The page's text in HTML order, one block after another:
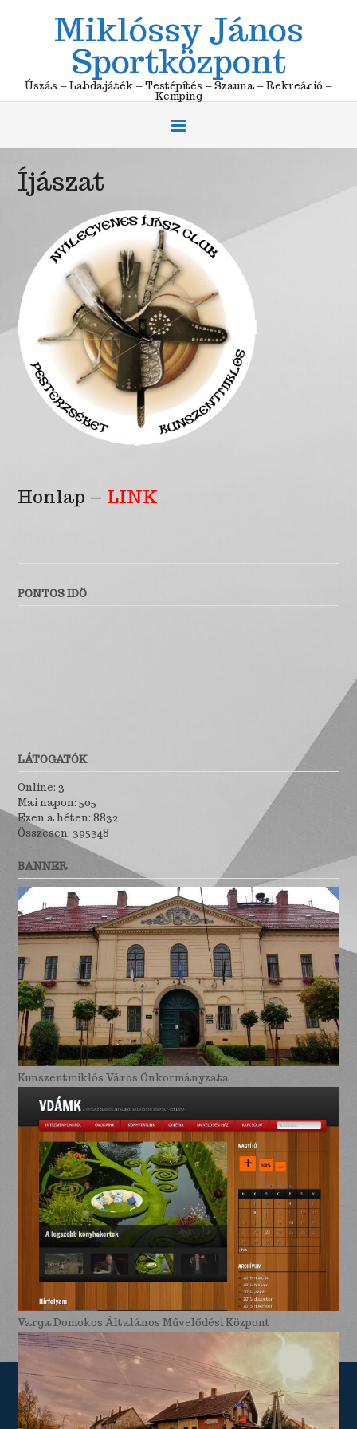
Miklóssy János
Sportközpont
Úszás – Labdajáték – Testépítés – Szauna – Rekreáció –
Kemping
Íjászat
Honlap – LINK
PONTOS IDÖ
LÁTOGATÓK
Online: 3
Mai napon: 505
Ezen a héten: 8832
Összesen: 395348
BANNER
Kunszentmiklós Város Önkormányzata
Varga Domokos Általános Művelődési Központ